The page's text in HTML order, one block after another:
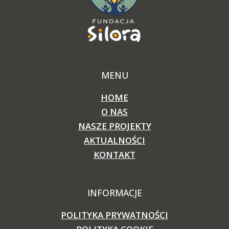
MENU
HOME
O NAS
NASZE PROJEKTY
AKTUALNOŚCI
KONTAKT
INFORMACJE
POLITYKA PRYWATNOŚCI